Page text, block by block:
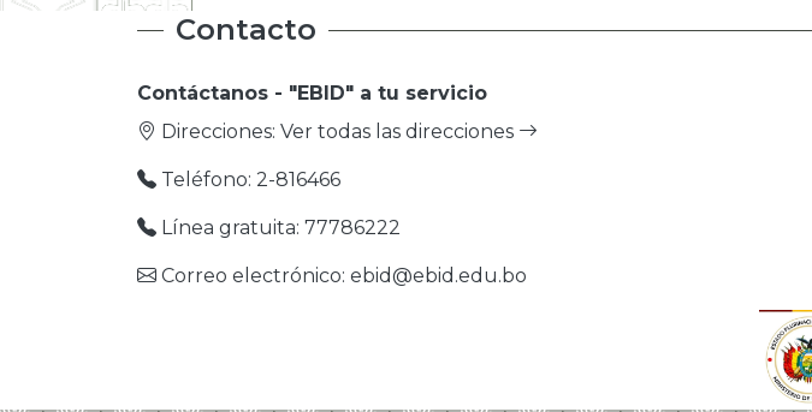
Contacto
Contáctanos - "EBID" a tu servicio
Direcciones: Ver todas las direcciones
Teléfono: 2-816466
Línea gratuita: 77786222
Correo electrónico: ebid@ebid.edu.bo